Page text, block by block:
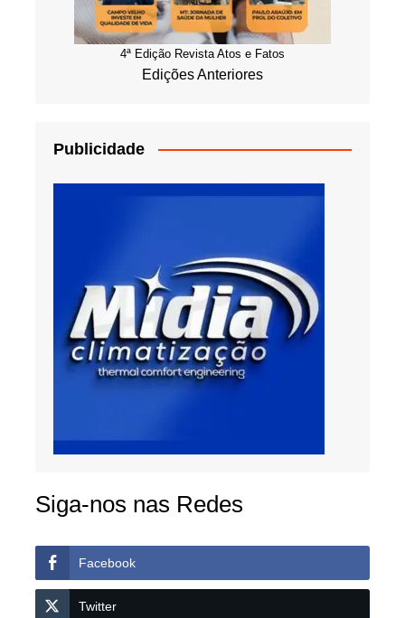
4ª Edição Revista Atos e Fatos
Edições Anteriores
Publicidade
Siga-nos nas Redes
Facebook
Twitter